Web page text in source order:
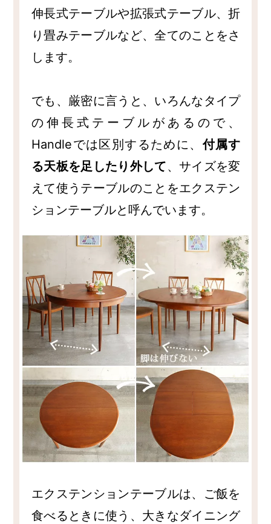
伸長式テーブルや拡張式テーブル、折
り畳みテーブルなど、全てのことをさ
します。
でも、厳密に言うと、いろんなタイプ
の伸長式テーブルがあるので、
Handleでは区別するために、付属す
る天板を足したり外して、サイズを変
えて使うテーブルのことをエクステン
ションテーブルと呼んでいます。
エクステンションテーブルは、ご飯を
食べるときに使う、大きなダイニング